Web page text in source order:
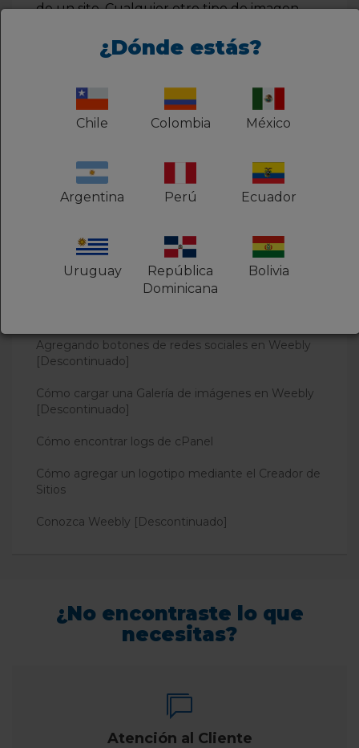
de un site. Cualquier otro tipo de imagen
Si Ud no tiene un logotipo (y no desarrollará
de su site, le recomendamos que use la
opción "Texto" y utilice "Diseño > Cambiar
fuente > Título del site.
¿Fue útil este artículo?
Agregando botones de redes sociales en Weebly
[Descontinuado]
Cómo cargar una Galería de imágenes en Weebly
[Descontinuado]
Cómo encontrar logs de cPanel
Cómo agregar un logotipo mediante el Creador de
Sitios
Conozca Weebly [Descontinuado]
¿No encontraste lo que
necesitas?
Atención al Cliente
¿Dónde estás?
Chile Colombia México
Argentina Perú Ecuador
Uruguay
República
Dominicana
Bolivia